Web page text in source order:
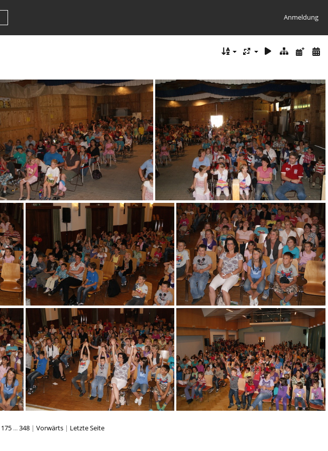
Anmeldung
DSC04306 DSC04307
DSC04326 DSC04328
175...348 | Vorwärts | Letzte Seite